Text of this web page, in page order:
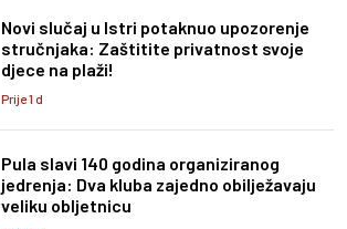
Novi slučaj u Istri potaknuo upozorenje
stručnjaka: Zaštitite privatnost svoje
djece na plaži!
Prije 1 d
Pula slavi 140 godina organiziranog
jedrenja: Dva kluba zajedno obilježavaju
veliku obljetnicu